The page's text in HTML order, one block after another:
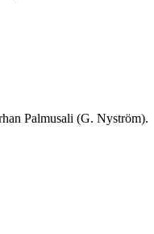
Palmusali (G. Nyström).